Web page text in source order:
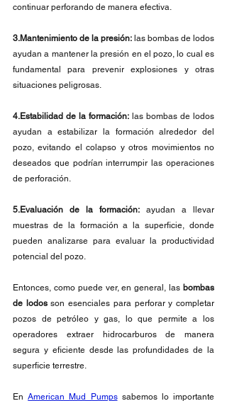
continuar perforando de manera efectiva.
3.Mantenimiento de la presión: las bombas de lodos
ayudan a mantener la presión en el pozo, lo cual es
fundamental para prevenir explosiones y otras
situaciones peligrosas.
4.Estabilidad de la formación: las bombas de lodos
ayudan a estabilizar la formación alrededor del
pozo, evitando el colapso y otros movimientos no
deseados que podrían interrumpir las operaciones
de perforación.
5.Evaluación de la formación: ayudan a llevar
muestras de la formación a la superficie, donde
pueden analizarse para evaluar la productividad
potencial del pozo.
Entonces, como puede ver, en general, las bombas
de lodos son esenciales para perforar y completar
pozos de petróleo y gas, lo que permite a los
operadores extraer hidrocarburos de manera
segura y eficiente desde las profundidades de la
superficie terrestre.
En American Mud Pumps sabemos lo importante